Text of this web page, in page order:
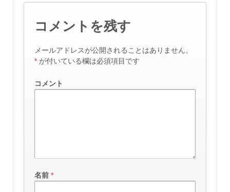
コメントを残す
メールアドレスが公開されることはありません。
* が付いている欄は必須項目です
コメント
名前 *